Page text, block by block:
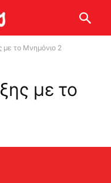
με το Μνημόνιο 2
με το